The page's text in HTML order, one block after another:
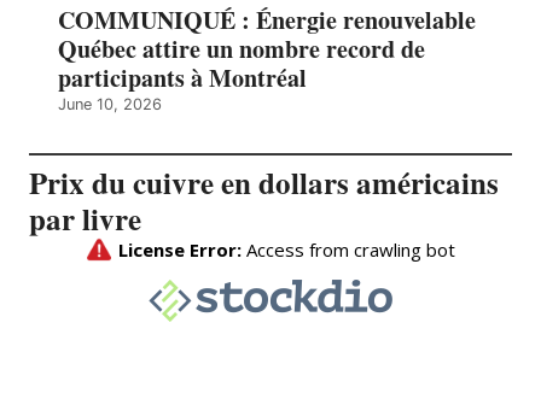
COMMUNIQUÉ : Énergie renouvelable
Québec attire un nombre record de
participants à Montréal
June 10, 2026
Prix du cuivre en dollars américains
par livre